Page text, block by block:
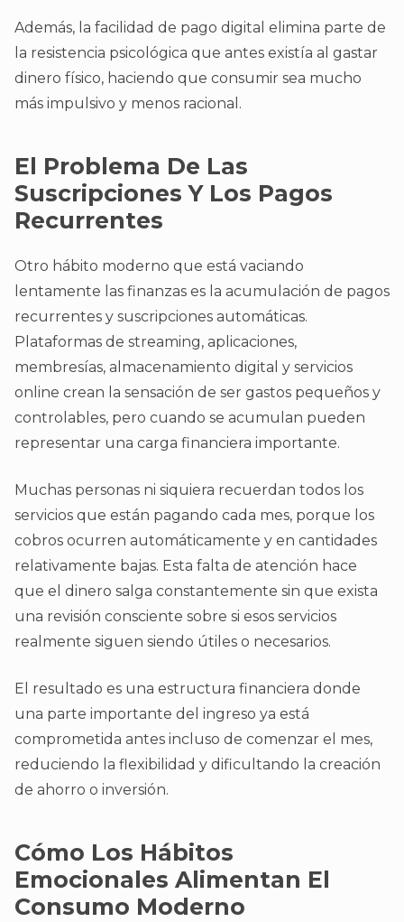
Además, la facilidad de pago digital elimina parte de
la resistencia psicológica que antes existía al gastar
dinero físico, haciendo que consumir sea mucho
más impulsivo y menos racional.
El Problema De Las
Suscripciones Y Los Pagos
Recurrentes
Otro hábito moderno que está vaciando
lentamente las finanzas es la acumulación de pagos
recurrentes y suscripciones automáticas.
Plataformas de streaming, aplicaciones,
membresías, almacenamiento digital y servicios
online crean la sensación de ser gastos pequeños y
controlables, pero cuando se acumulan pueden
representar una carga financiera importante.
Muchas personas ni siquiera recuerdan todos los
servicios que están pagando cada mes, porque los
cobros ocurren automáticamente y en cantidades
relativamente bajas. Esta falta de atención hace
que el dinero salga constantemente sin que exista
una revisión consciente sobre si esos servicios
realmente siguen siendo útiles o necesarios.
El resultado es una estructura financiera donde
una parte importante del ingreso ya está
comprometida antes incluso de comenzar el mes,
reduciendo la flexibilidad y dificultando la creación
de ahorro o inversión.
Cómo Los Hábitos
Emocionales Alimentan El
Consumo Moderno